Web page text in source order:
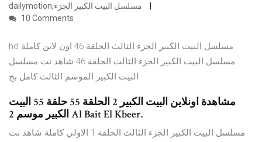
10 Comments
hd مسلسل البيت الكبير الجزء الثالث الحلقة 46 اون لاين كاملة
مسلسل البيت الكبير الجزء الثالث الحلقة 46 شاهد نت مسلسل
البيت الكبير الموسم الثالث كامل بج
مشاهدة اونلاين البيت الكبير 2 الحلقة 55 حلقة 55 البيت
الكبير موسم 2 Al Bait El Kbeer.
مسلسل البيت الكبير الجزء الثالث الحلقة 1 الاولي كاملة شاهد نت